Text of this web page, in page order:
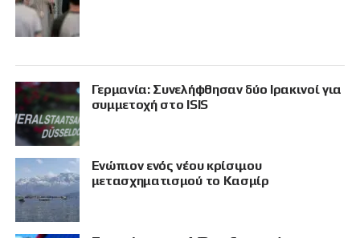
Γερμανία: Συνελήφθησαν δύο Ιρακινοί για
συμμετοχή στο ISIS
Eνώπιον ενός νέου κρίσιμου
μετασχηματισμού το Κασμίρ